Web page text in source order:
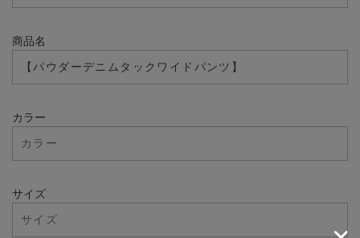
商品名
カラー
サイズ